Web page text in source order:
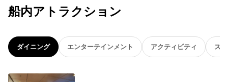
船内アトラクション
ダイニング エンターテインメント アクティビティ ス